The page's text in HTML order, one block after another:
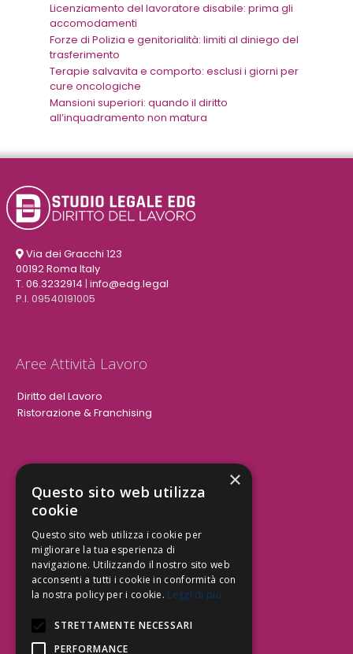
Licenziamento del lavoratore disabile: prima gli
accomodamenti
Forze di Polizia e genitorialità: limiti al diniego del
trasferimento
Terapie salvavita e comporto: esclusi i giorni per
cure oncologiche
Mansioni superiori: quando il diritto
all’inquadramento non matura
Via dei Gracchi 123
00192 Roma Italy
T. 06.3232914 | info@edg.legal
P.I. 09540191005
Aree Attività Lavoro
Diritto del Lavoro
Ristorazione & Franchising
Aree Attività Civile
Tutele del Credito
Responsabilità Civile
Contrattualistica
×
Questo sito web utilizza
cookie
Questo sito web utilizza i cookie per
migliorare la tua esperienza di
navigazione. Utilizzando il nostro sito web
acconsenti a tutti i cookie in conformità con
la nostra policy per i cookie. Leggi di più
STRETTAMENTE NECESSARI
PERFORMANCE